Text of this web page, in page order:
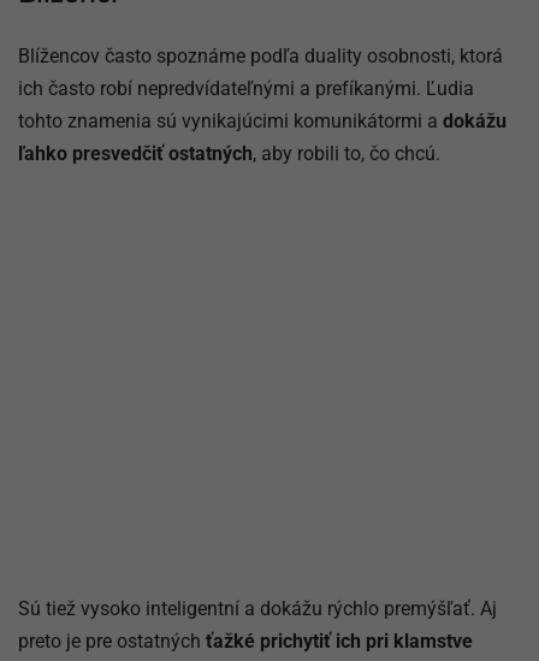
Blížencov často spoznáme podľa duality osobnosti, ktorá
ich často robí nepredvídateľnými a prefíkanými. Ľudia
tohto znamenia sú vynikajúcimi komunikátormi a dokážu
ľahko presvedčiť ostatných, aby robili to, čo chcú.
Sú tiež vysoko inteligentní a dokážu rýchlo premýšľať. Aj
preto je pre ostatných ťažké prichytiť ich pri klamstve